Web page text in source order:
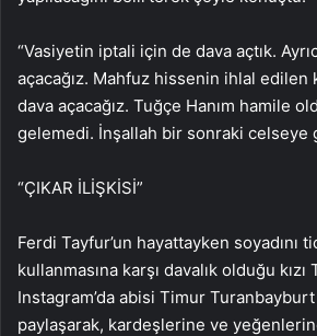
“Vasiyetin iptali için de dava açtık.
açacağız. Mahfuz hissenin ihlal edilen
dava açacağız. Tuğçe Hanım hamile
gelemedi. İnşallah bir sonraki celseye
“ÇIKAR İLİŞKİSİ”
Ferdi Tayfur’un hayattayken soyadını
kullanmasına karşı davalık olduğu
Instagram’da abisi Timur Turanbayburt
paylaşarak, kardeşlerine ve